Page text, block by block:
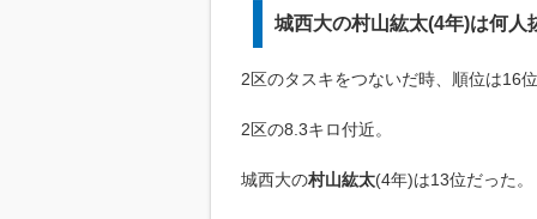
城西大の村山紘太(4年)は何人
2区のタスキをつないだ時、順位は16位
2区の8.3キロ付近。
城西大の村山紘太(4年)は13位だった。